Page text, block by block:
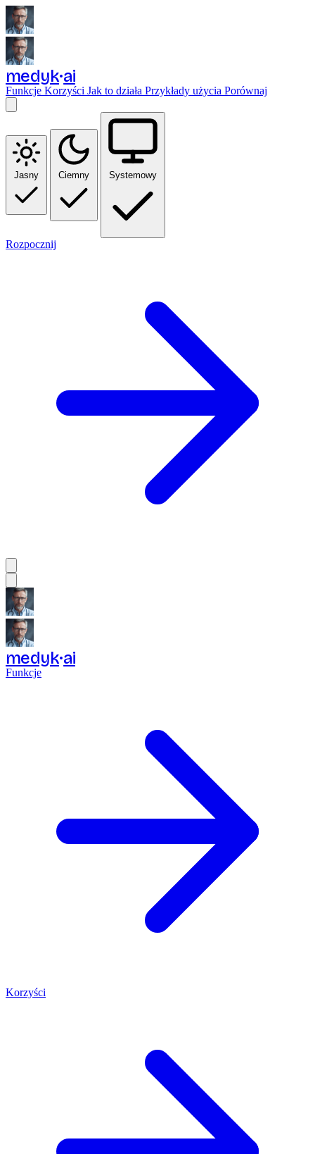
medyk ai
Funkcje Korzyści Jak to działa Przykłady użycia Porównaj
Jasny Ciemny Systemowy
Rozpocznij
medyk ai
Funkcje
Korzyści